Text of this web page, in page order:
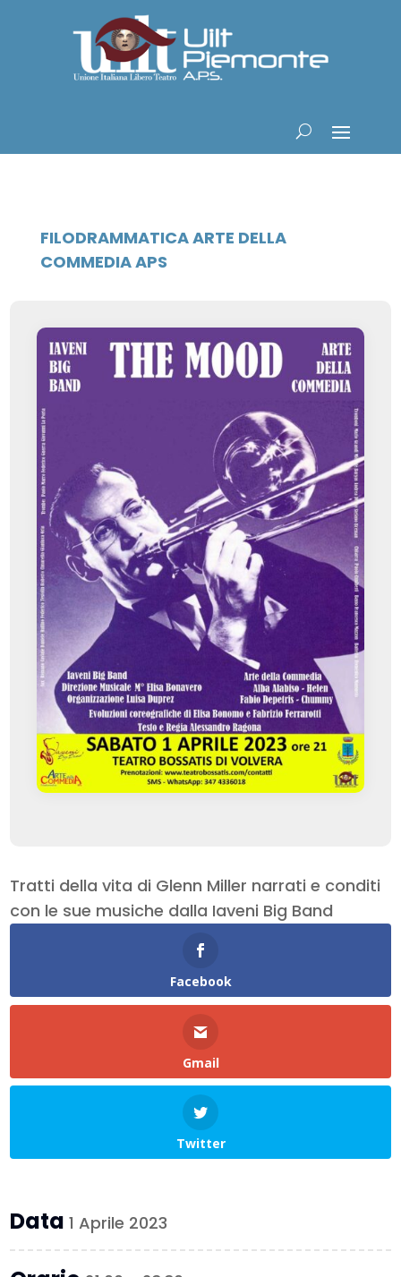
FILODRAMMATICA ARTE DELLA
COMMEDIA APS
Tratti della vita di Glenn Miller narrati e conditi
con le sue musiche dalla Iaveni Big Band
Facebook
Gmail
Twitter
Data1 Aprile 2023